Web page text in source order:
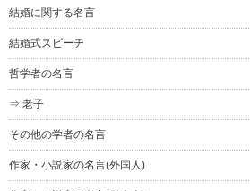
結婚に関する名言
結婚式スピーチ
哲学者の名言
⇒ 老子
その他の学者の名言
作家・小説家の名言(外国人)